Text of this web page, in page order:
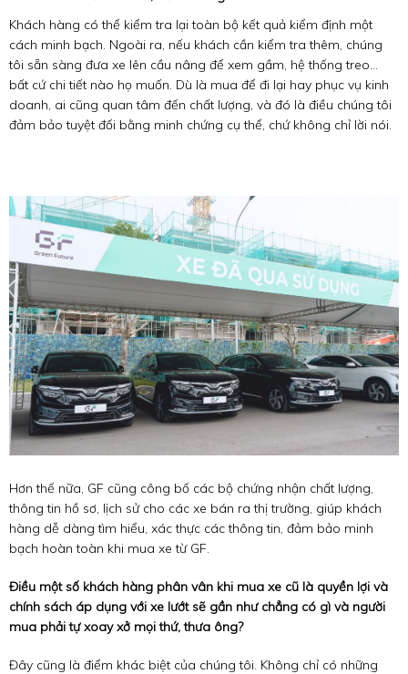
Khách hàng có thể kiểm tra lại toàn bộ kết quả kiểm định một
cách minh bạch. Ngoài ra, nếu khách cần kiểm tra thêm, chúng
tôi sẵn sàng đưa xe lên cầu nâng để xem gầm, hệ thống treo…
bất cứ chi tiết nào họ muốn. Dù là mua để đi lại hay phục vụ kinh
doanh, ai cũng quan tâm đến chất lượng, và đó là điều chúng tôi
đảm bảo tuyệt đối bằng minh chứng cụ thể, chứ không chỉ lời nói.
Hơn thế nữa, GF cũng công bố các bộ chứng nhận chất lượng,
thông tin hồ sơ, lịch sử cho các xe bán ra thị trường, giúp khách
hàng dễ dàng tìm hiểu, xác thực các thông tin, đảm bảo minh
bạch hoàn toàn khi mua xe từ GF.
Điều một số khách hàng phân vân khi mua xe cũ là quyền lợi và
chính sách áp dụng với xe lướt sẽ gần như chẳng có gì và người
mua phải tự xoay xở mọi thứ, thưa ông?
Đây cũng là điểm khác biệt của chúng tôi. Không chỉ có những